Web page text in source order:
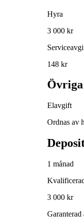
Hyra
3 000 kr
148 kr
Elavgift
Ordnas av
1 månad
3 000 kr
Garanterad